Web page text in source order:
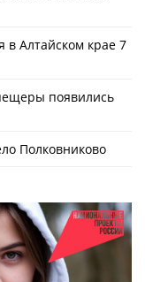
в Алтайском крае 7
появились
Полковниково